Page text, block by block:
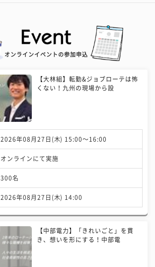
オンラインイベントの参加申込
【大林組】転勤&ジョブローテは怖
くない！九州の現場から設
2026年08月27日(木) 15:00〜16:00
オンラインにて実施
300名
2026年08月27日(木) 14:00
【中部電力】「きれいごと」を貫
き、想いを形にする！中部電